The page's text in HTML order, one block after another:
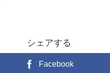
シェアする
Facebook